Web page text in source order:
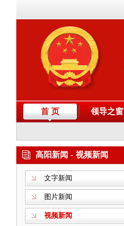
首 页 领导之窗
高阳新闻 - 视频新闻
文字新闻
图片新闻
视频新闻